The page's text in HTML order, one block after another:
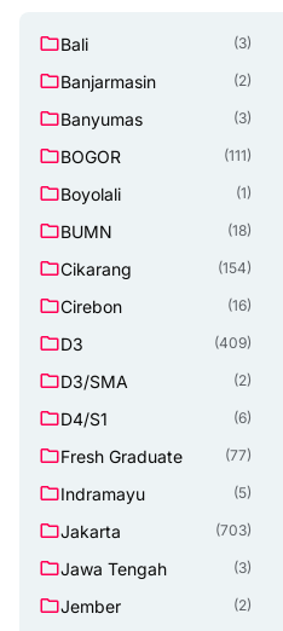
Bali (3)
Banjarmasin (2)
Banyumas (3)
BOGOR (111)
Boyolali (1)
BUMN (18)
Cikarang (154)
Cirebon (16)
D3 (409)
D3/SMA (2)
D4/S1 (6)
Fresh Graduate (77)
Indramayu (5)
Jakarta (703)
Jawa Tengah (3)
Jember (2)